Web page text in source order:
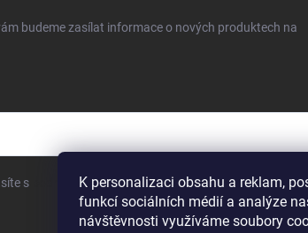
K personalizaci obsahu a reklam,
funkcí sociálních médií a analýze
návštěvnosti využíváme soubory
budeme zasílat informace o nových produktech na
s podmínkami ochrany osobních údajů